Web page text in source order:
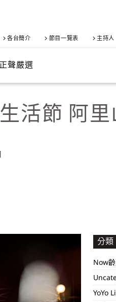
各台簡介 節目一覽表 主持人
聲嚴選
活節 阿
分類
Now
YoYo